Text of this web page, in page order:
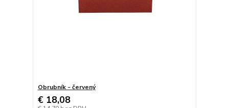
Obrubník - červený
€ 18,08